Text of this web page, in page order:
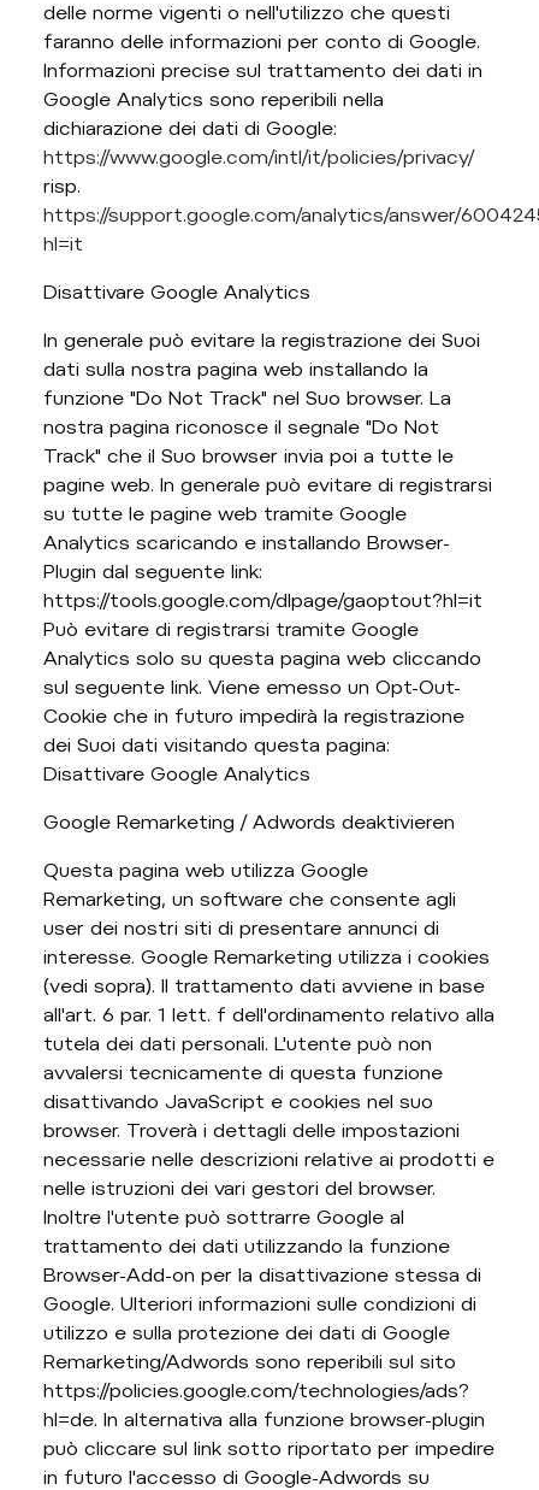
delle norme vigenti o nell'utilizzo che questi
faranno delle informazioni per conto di Google.
Informazioni precise sul trattamento dei dati in
Google Analytics sono reperibili nella
dichiarazione dei dati di Google:
https://www.google.com/intl/it/policies/privacy/
risp.
https://support.google.com/analytics/answer/
hl=it
Disattivare Google Analytics
In generale può evitare la registrazione dei Suoi
dati sulla nostra pagina web installando la
funzione "Do Not Track" nel Suo browser. La
nostra pagina riconosce il segnale "Do Not
Track" che il Suo browser invia poi a tutte le
pagine web. In generale può evitare di registrarsi
su tutte le pagine web tramite Google
Analytics scaricando e installando Browser-
Plugin dal seguente link:
https://tools.google.com/dlpage/gaoptout?hl=it
Può evitare di registrarsi tramite Google
Analytics solo su questa pagina web cliccando
sul seguente link. Viene emesso un Opt-Out-
Cookie che in futuro impedirà la registrazione
dei Suoi dati visitando questa pagina:
Disattivare Google Analytics
Google Remarketing / Adwords deaktivieren
Questa pagina web utilizza Google
Remarketing, un software che consente agli
user dei nostri siti di presentare annunci di
interesse. Google Remarketing utilizza i cookies
(vedi sopra). Il trattamento dati avviene in base
all'art. 6 par. 1 lett. f dell'ordinamento relativo alla
tutela dei dati personali. L'utente può non
avvalersi tecnicamente di questa funzione
disattivando JavaScript e cookies nel suo
browser. Troverà i dettagli delle impostazioni
necessarie nelle descrizioni relative ai prodotti e
nelle istruzioni dei vari gestori del browser.
Inoltre l'utente può sottrarre Google al
trattamento dei dati utilizzando la funzione
Browser-Add-on per la disattivazione stessa di
Google. Ulteriori informazioni sulle condizioni di
utilizzo e sulla protezione dei dati di Google
Remarketing/Adwords sono reperibili sul sito
https://policies.google.com/technologies/ads?
hl=de. In alternativa alla funzione browser-plugin
può cliccare sul link sotto riportato per impedire
in futuro l'accesso di Google-Adwords su